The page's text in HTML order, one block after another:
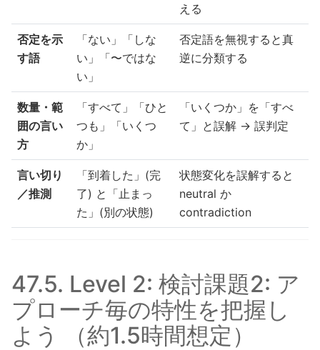
える
否定を示
す語
「ない」「しな
い」「〜ではな
い」
否定語を無視すると真
逆に分類する
数量・範
囲の言い
方
「すべて」「ひと
つも」「いくつ
か」
「いくつか」を「すべ
て」と誤解 → 誤判定
言い切り
／推測
「到着した」(完
了) と「止まっ
た」(別の状態)
状態変化を誤解すると
neutral か
contradiction
47.5. Level 2: 検討課題2: ア
プローチ毎の特性を把握し
よう （約1.5時間想定）